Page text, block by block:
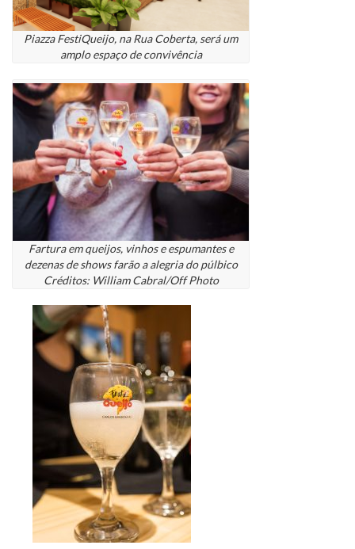
Piazza FestiQueijo, na Rua Coberta, será um
amplo espaço de convivência
Fartura em queijos, vinhos e espumantes e
dezenas de shows farão a alegria do púlbico
Créditos: William Cabral/Off Photo